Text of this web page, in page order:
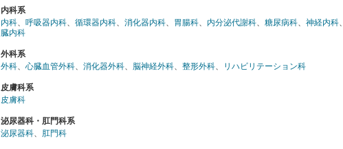
内科系
内科、 呼吸器内科、 循環器内科、 消化器内科、 胃腸科、 内分泌代謝科、 糖尿病科、 神経内科、
臓内科
外科系
外科、 心臓血管外科、 消化器外科、 脳神経外科、 整形外科、 リハビリテーション科
皮膚科系
皮膚科
泌尿器科・肛門科系
泌尿器科、 肛門科